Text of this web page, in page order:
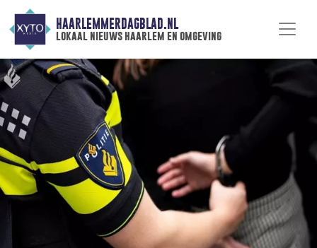
HAARLEMMERDAGBLAD.NL
lokaal nieuws haarlem en omgeving